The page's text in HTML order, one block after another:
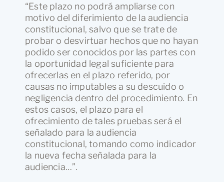
“Este plazo no podrá ampliarse con
motivo del diferimiento de la audiencia
constitucional, salvo que se trate de
probar o desvirtuar hechos que no hayan
podido ser conocidos por las partes con
la oportunidad legal suficiente para
ofrecerlas en el plazo referido, por
causas no imputables a su descuido o
negligencia dentro del procedimiento. En
estos casos, el plazo para el
ofrecimiento de tales pruebas será el
señalado para la audiencia
constitucional, tomando como indicador
la nueva fecha señalada para la
audiencia…”.